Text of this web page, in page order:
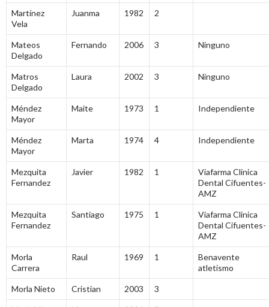
Martínez
Vela
Juanma 1982 2
Mateos
Delgado
Fernando 2006 3 Ninguno
Matros
Delgado
Laura 2002 3 Ninguno
Méndez
Mayor
Maite 1973 1 Independiente
Méndez
Mayor
Marta 1974 4 Independiente
Mezquita
Fernandez
Javier 1982 1
Viafarma Clinica
Dental Cifuentes-
AMZ
Mezquita
Fernandez
Santiago 1975 1
Viafarma Clinica
Dental Cifuentes-
AMZ
Morla
Carrera
Raul 1969 1
Benavente
atletismo
Morla Nieto Cristian 2003 3